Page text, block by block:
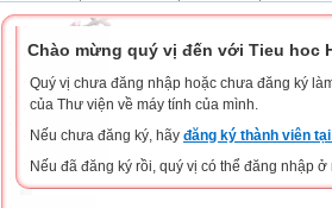
Chào mừng quý vị đến với Tieu hoc
Quý vị chưa đăng nhập hoặc chưa đăng ký
của Thư viện về máy tính của mình.
Nếu chưa đăng ký, hãy đăng ký thành viên
Nếu đã đăng ký rồi, quý vị có thể đăng nhập